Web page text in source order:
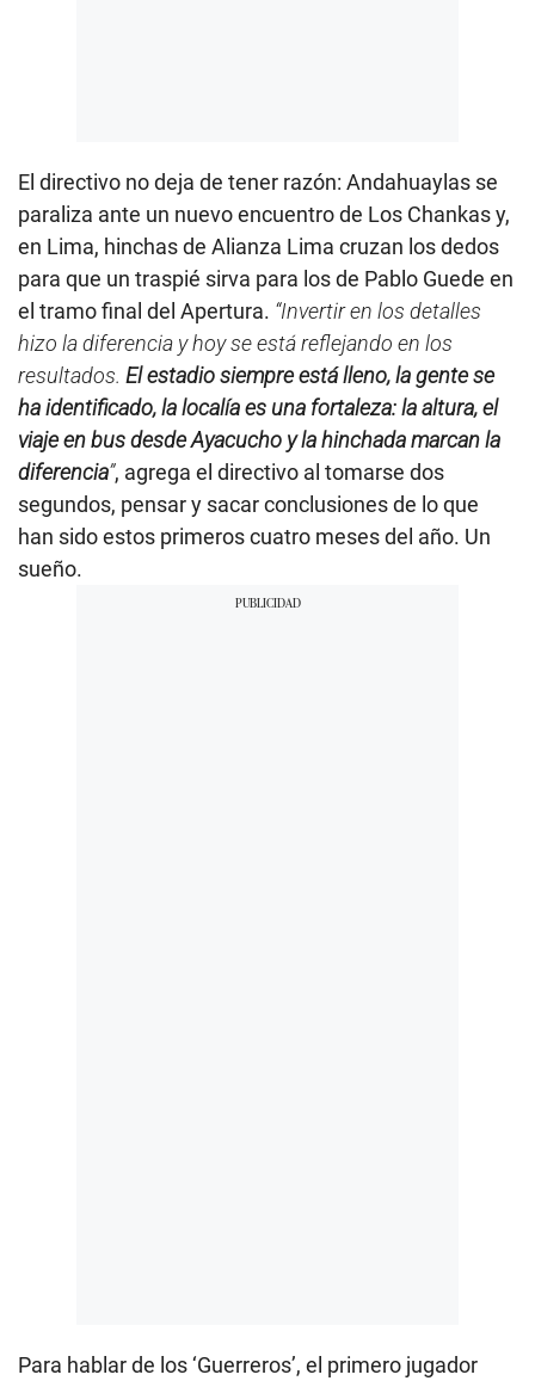
El directivo no deja de tener razón: Andahuaylas se
paraliza ante un nuevo encuentro de Los Chankas y,
en Lima, hinchas de Alianza Lima cruzan los dedos
para que un traspié sirva para los de Pablo Guede en
el tramo final del Apertura. “Invertir en los detalles
hizo la diferencia y hoy se está reflejando en los
resultados. El estadio siempre está lleno, la gente se
ha identificado, la localía es una fortaleza: la altura, el
viaje en bus desde Ayacucho y la hinchada marcan la
diferencia”, agrega el directivo al tomarse dos
segundos, pensar y sacar conclusiones de lo que
han sido estos primeros cuatro meses del año. Un
sueño.
Para hablar de los ‘Guerreros’, el primero jugador